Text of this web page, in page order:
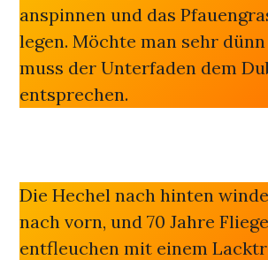
anspinnen und das
legen. Möchte man sehr dünn
muss der Unterfaden dem
entsprechen.
Die Hechel nach hinten
nach vorn, und 70 Jahre
entfleuchen mit einem